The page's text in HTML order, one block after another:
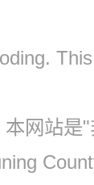
本网站是